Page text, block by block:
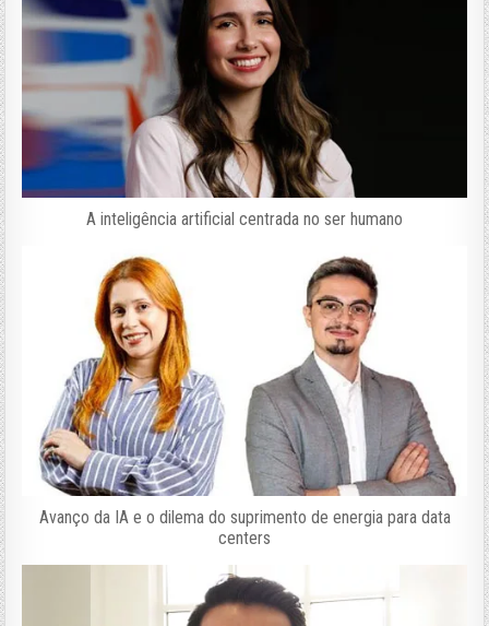
A inteligência artificial centrada no ser humano
Avanço da IA e o dilema do suprimento de energia para data
centers